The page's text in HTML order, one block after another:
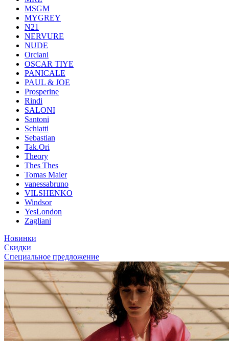
MSGM
MYGREY
N21
NERVURE
NUDE
Orciani
OSCAR TIYE
PANICALE
PAUL & JOE
Prosperine
Rindi
SALONI
Santoni
Schiatti
Sebastian
Tak.Ori
Theory
Thes Thes
Tomas Maier
vanessabruno
VILSHENKO
Windsor
YesLondon
Zagliani
Новинки
Скидки
Специальное предложение